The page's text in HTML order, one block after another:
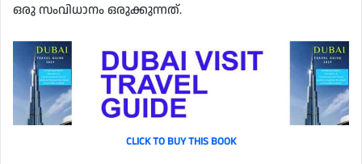
ഒരു സംവിധാനം ഒരുക്കുന്നത്.
CLICK TO BUY THIS BOOK